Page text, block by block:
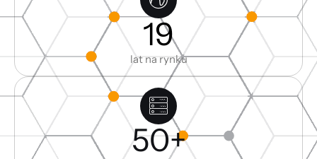
lat na rynku
19
50+